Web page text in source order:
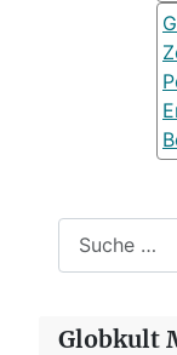
Globkult